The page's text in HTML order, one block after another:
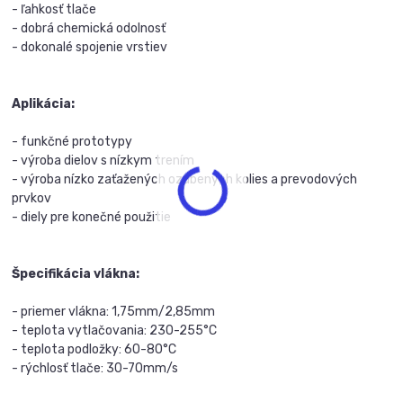
- ľahkosť tlače
- dobrá chemická odolnosť
- dokonalé spojenie vrstiev
Aplikácia:
- funkčné prototypy
- výroba dielov s nízkym trením
- výroba nízko zaťažených ozubených kolies a prevodových
prvkov
- diely pre konečné použitie
Špecifikácia vlákna:
- priemer vlákna: 1,75mm/2,85mm
- teplota vytlačovania: 230-255°C
- teplota podložky: 60-80°C
- rýchlosť tlače: 30-70mm/s